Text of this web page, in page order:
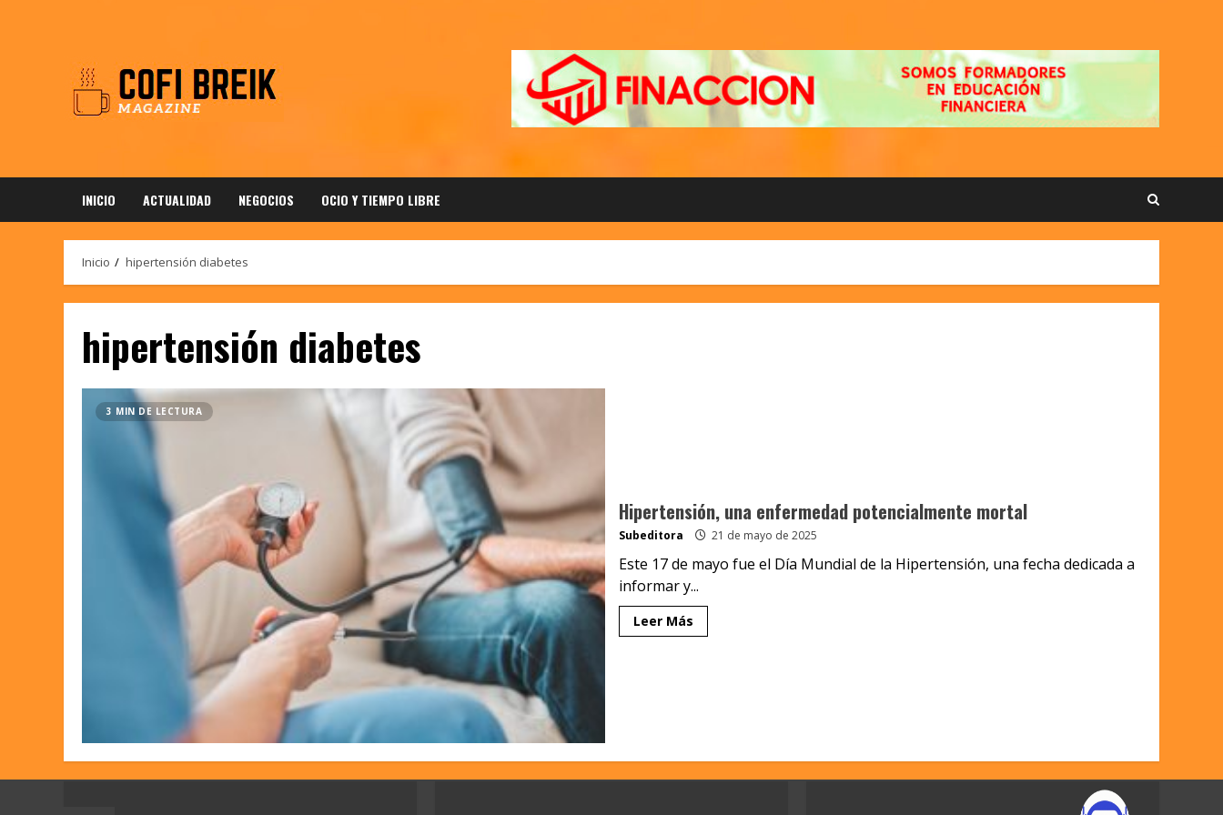
INICIO ACTUALIDAD NEGOCIOS OCIO Y TIEMPO LIBRE
Inicio hipertensión diabetes
hipertensión diabetes
3 MIN DE LECTURA
Hipertensión, una enfermedad potencialmente mortal
Subeditora 21 de mayo de 2025
Este 17 de mayo fue el Día Mundial de la Hipertensión, una fecha dedicada a
informar y...
Leer Más